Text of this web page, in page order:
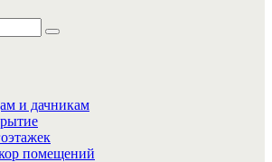
Поиск
и дачникам
помещений